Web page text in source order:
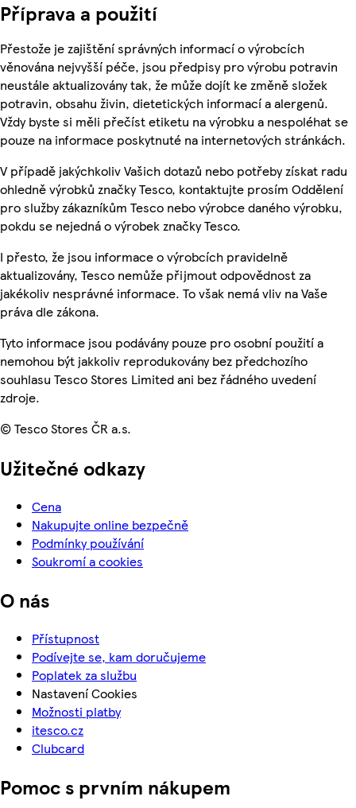
Příprava a použití
Přestože je zajištění správných informací o výrobcích
věnována nejvyšší péče, jsou předpisy pro výrobu potravin
neustále aktualizovány tak, že může dojít ke změně složek
potravin, obsahu živin, dietetických informací a alergenů.
Vždy byste si měli přečíst etiketu na výrobku a nespoléhat se
pouze na informace poskytnuté na internetových stránkách.
V případě jakýchkoliv Vašich dotazů nebo potřeby získat radu
ohledně výrobků značky Tesco, kontaktujte prosím Oddělení
pro služby zákazníkům Tesco nebo výrobce daného výrobku,
pokdu se nejedná o výrobek značky Tesco.
I přesto, že jsou informace o výrobcích pravidelně
aktualizovány, Tesco nemůže přijmout odpovědnost za
jakékoliv nesprávné informace. To však nemá vliv na Vaše
práva dle zákona.
Tyto informace jsou podávány pouze pro osobní použití a
nemohou být jakkoliv reprodukovány bez předchozího
souhlasu Tesco Stores Limited ani bez řádného uvedení
zdroje.
© Tesco Stores ČR a.s.
Užitečné odkazy
Cena
Nakupujte online bezpečně
Podmínky používání
Soukromí a cookies
O nás
Přístupnost
Podívejte se, kam doručujeme
Poplatek za službu
Nastavení Cookies
Možnosti platby
itesco.cz
Clubcard
Pomoc s prvním nákupem